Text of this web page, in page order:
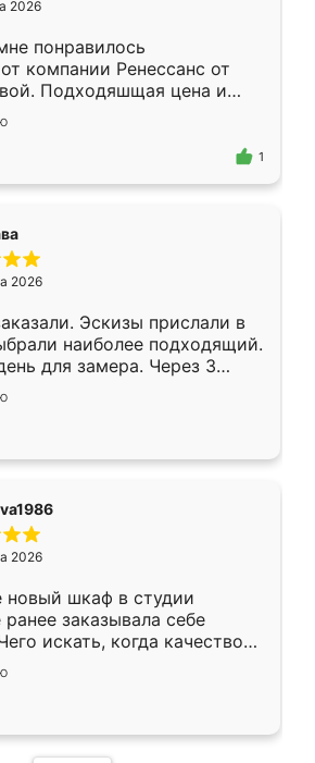
2026
понравилось
компании Ренессанс от
Подходяшщая цена и
изготовления. Приехавший
Владислав
эскизу самый
1
2026
Эскизы прислали в
наиболее подходящий.
для замера. Через 3
уже готова. Остались
Спасибо Ренессанс
работу!
2026
новый шкаф в студии
ранее заказывала себе
искать, когда качеством
Служит кухня уже почти
нет.